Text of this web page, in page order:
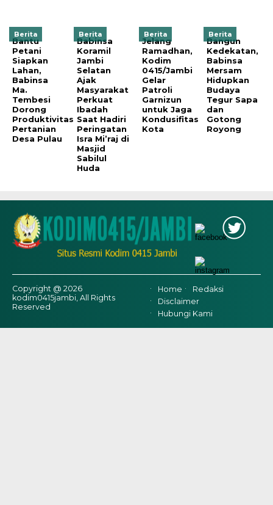
Berita
Bantu
Petani
Siapkan
Lahan,
Babinsa
Ma.
Tembesi
Dorong
Produktivitas
Pertanian
Desa Pulau
Berita
Babinsa
Koramil
Jambi
Selatan
Ajak
Masyarakat
Perkuat
Ibadah
Saat Hadiri
Peringatan
Isra Mi’raj di
Masjid
Sabilul
Huda
Berita
Jelang
Ramadhan,
Kodim
0415/Jambi
Gelar
Patroli
Garnizun
untuk Jaga
Kondusifitas
Kota
Berita
Bangun
Kedekatan,
Babinsa
Mersam
Hidupkan
Budaya
Tegur Sapa
dan
Gotong
Royong
Copyright @ 2026
kodim0415jambi, All Rights
Reserved
Home
Redaksi
Disclaimer
Hubungi Kami